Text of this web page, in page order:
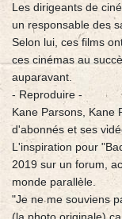
Les dirigeants de
un responsable des
Selon lui, ces films
ces cinémas au
auparavant.
- Reproduire -
Kane Parsons, Kane
d'abonnés et ses
L'inspiration pour
2019 sur un forum,
monde parallèle.
"Je ne me souviens